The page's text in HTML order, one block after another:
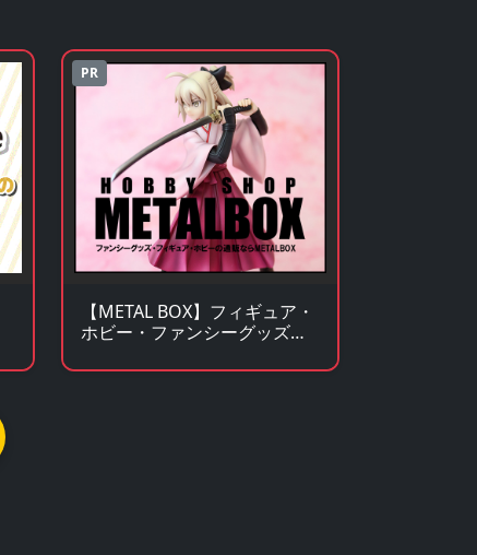
PR
【METAL BOX】フィギュア・
ホビー・ファンシーグッズの